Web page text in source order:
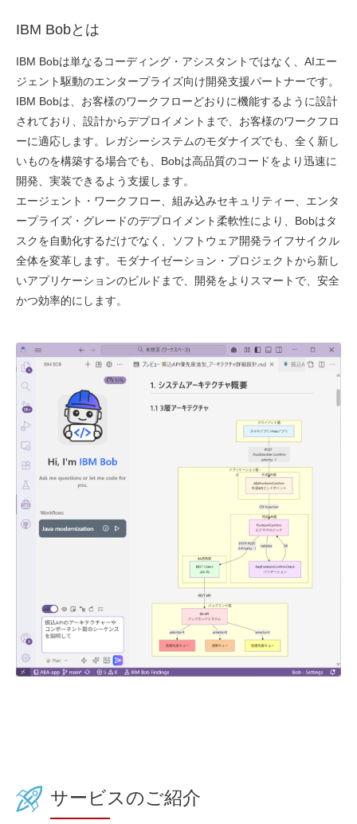
IBM Bobとは
IBM Bobは単なるコーディング・アシスタントではなく、AIエー
ジェント駆動のエンタープライズ向け開発支援パートナーです。
IBM Bobは、お客様のワークフローどおりに機能するように設計
されており、設計からデプロイメントまで、お客様のワークフロ
ーに適応します。レガシーシステムのモダナイズでも、全く新し
いものを構築する場合でも、Bobは高品質のコードをより迅速に
開発、実装できるよう支援します。
エージェント・ワークフロー、組み込みセキュリティー、エンタ
ープライズ・グレードのデプロイメント柔軟性により、Bobはタ
スクを自動化するだけでなく、ソフトウェア開発ライフサイクル
全体を変革します。モダナイゼーション・プロジェクトから新し
いアプリケーションのビルドまで、開発をよりスマートで、安全
かつ効率的にします。
サービスのご紹介